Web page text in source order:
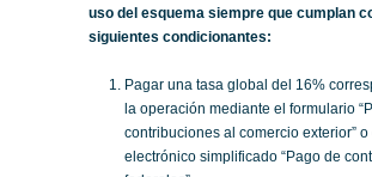
uso del esquema siempre que cumplan
siguientes condicionantes:
Pagar una tasa global del 16%
la operación mediante el formulario
contribuciones al comercio exterior”
electrónico simplificado “Pago de